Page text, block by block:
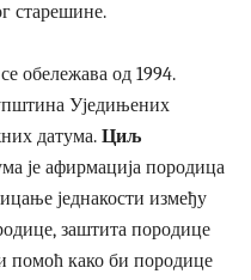
старешине.
обележава од 1994.
Уједињених
датума. Циљ
је афирмација породица
једнакости између
заштита породице
помоћ како би породице